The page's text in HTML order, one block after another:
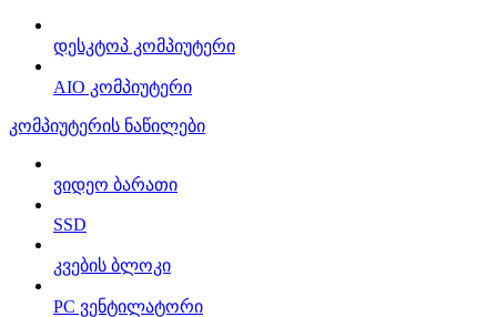
დესკტოპ კომპიუტერი
AIO კომპიუტერი
კომპიუტერის ნაწილები
ვიდეო ბარათი
SSD
კვების ბლოკი
PC ვენტილატორი